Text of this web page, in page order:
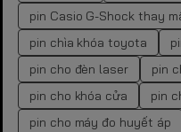
pin Casio G-Shock thay
pin chìa khóa toyota
pin cho đèn laser
pin
pin cho khóa cửa
pin
pin cho máy đo huyết áp